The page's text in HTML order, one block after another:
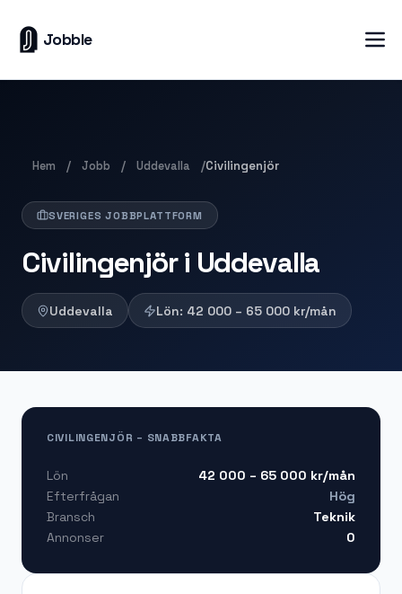
Jobble
Hem / Jobb / Uddevalla /Civilingenjör
SVERIGES JOBBPLATTFORM
Civilingenjör i Uddevalla
Uddevalla Lön: 42 000 – 65 000 kr/mån
CIVILINGENJÖR – SNABBFAKTA
Lön 42 000 – 65 000 kr/mån
Efterfrågan
Hög
Bransch
Teknik
Annonser
0